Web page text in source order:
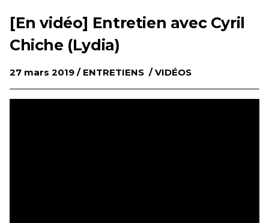
[En vidéo] Entretien avec Cyril
Chiche (Lydia)
27 mars 2019 / ENTRETIENS /VIDÉOS